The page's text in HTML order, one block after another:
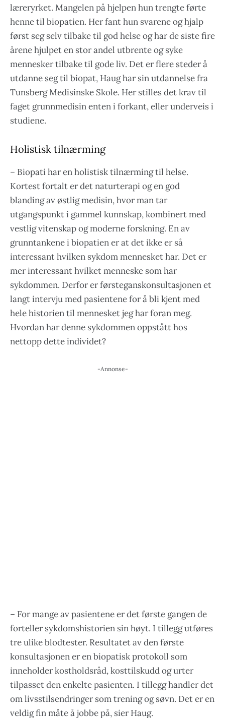
læreryrket. Mangelen på hjelpen hun trengte førte
henne til biopatien. Her fant hun svarene og hjalp
først seg selv tilbake til god helse og har de siste fire
årene hjulpet en stor andel utbrente og syke
mennesker tilbake til gode liv. Det er flere steder å
utdanne seg til biopat, Haug har sin utdannelse fra
Tunsberg Medisinske Skole. Her stilles det krav til
faget grunnmedisin enten i forkant, eller underveis i
studiene.
Holistisk tilnærming
– Biopati har en holistisk tilnærming til helse.
Kortest fortalt er det naturterapi og en god
blanding av østlig medisin, hvor man tar
utgangspunkt i gammel kunnskap, kombinert med
vestlig vitenskap og moderne forskning. En av
grunntankene i biopatien er at det ikke er så
interessant hvilken sykdom mennesket har. Det er
mer interessant hvilket menneske som har
sykdommen. Derfor er førsteganskonsultasjonen et
langt intervju med pasientene for å bli kjent med
hele historien til mennesket jeg har foran meg.
Hvordan har denne sykdommen oppstått hos
nettopp dette individet?
-Annonse-
– For mange av pasientene er det første gangen de
forteller sykdomshistorien sin høyt. I tillegg utføres
tre ulike blodtester. Resultatet av den første
konsultasjonen er en biopatisk protokoll som
inneholder kostholdsråd, kosttilskudd og urter
tilpasset den enkelte pasienten. I tillegg handler det
om livsstilsendringer som trening og søvn. Det er en
veldig fin måte å jobbe på, sier Haug.